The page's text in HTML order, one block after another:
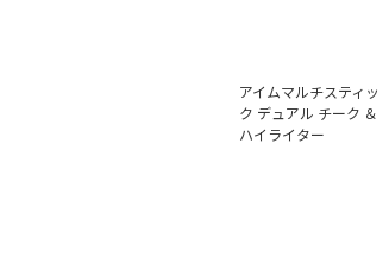
アイムマルチスティッ
ク デュアル チーク ＆
ハイライター